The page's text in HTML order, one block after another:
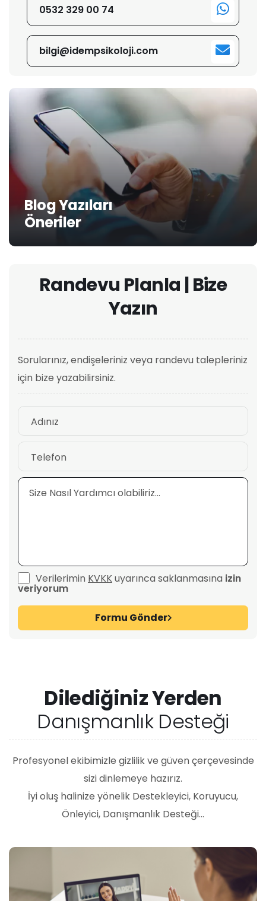
0532 329 00 74
bilgi@idempsikoloji.com
Blog Yazıları
Öneriler
Randevu Planla | Bize
Yazın
Sorularınız, endişeleriniz veya randevu talepleriniz
için bize yazabilirsiniz.
Verilerimin KVKKuyarınca saklanmasına izin
veriyorum
Formu Gönder
Dilediğiniz Yerden
Danışmanlık Desteği
Profesyonel ekibimizle gizlilik ve güven çerçevesinde
sizi dinlemeye hazırız.
İyi oluş halinize yönelik Destekleyici, Koruyucu,
Önleyici, Danışmanlık Desteği...